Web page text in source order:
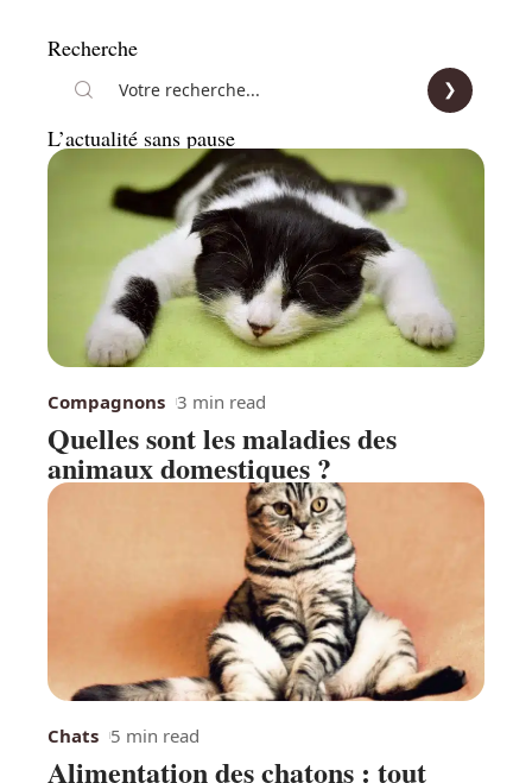
Recherche
L’actualité sans pause
Compagnons 3 min read
Quelles sont les maladies des
animaux domestiques ?
Chats 5 min read
Alimentation des chatons : tout